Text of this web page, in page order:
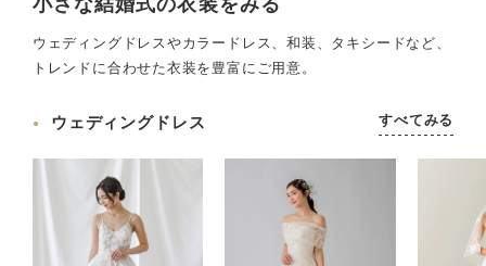
ウェディングドレスやカラードレス、和装、タキシードなど、
トレンドに合わせた衣装を豊富にご用意。
ウェディングドレス すべてみる